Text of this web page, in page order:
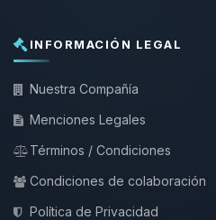
INFORMACIÓN LEGAL
Nuestra Compañía
Menciones Legales
Términos / Condiciones
Condiciones de colaboración
Política de Privacidad